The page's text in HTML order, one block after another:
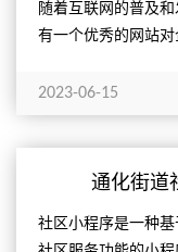
随着互联网的普及
有一个优秀的网站
2023-06-15
通化街道
社区小程序是一种